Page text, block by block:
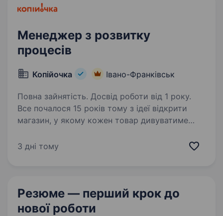
та формування культури постійних…
Менеджер з розвитку
процесів
Копійочка Івано-Франківськ
Повна зайнятість. Досвід роботи від 1 року.
Все почалося 15 років тому з ідеї відкрити
магазин, у якому кожен товар дивуватиме
мережа «Копійочка» налічує 560 магазинів
3 дні тому
Резюме — перший крок до
нової роботи